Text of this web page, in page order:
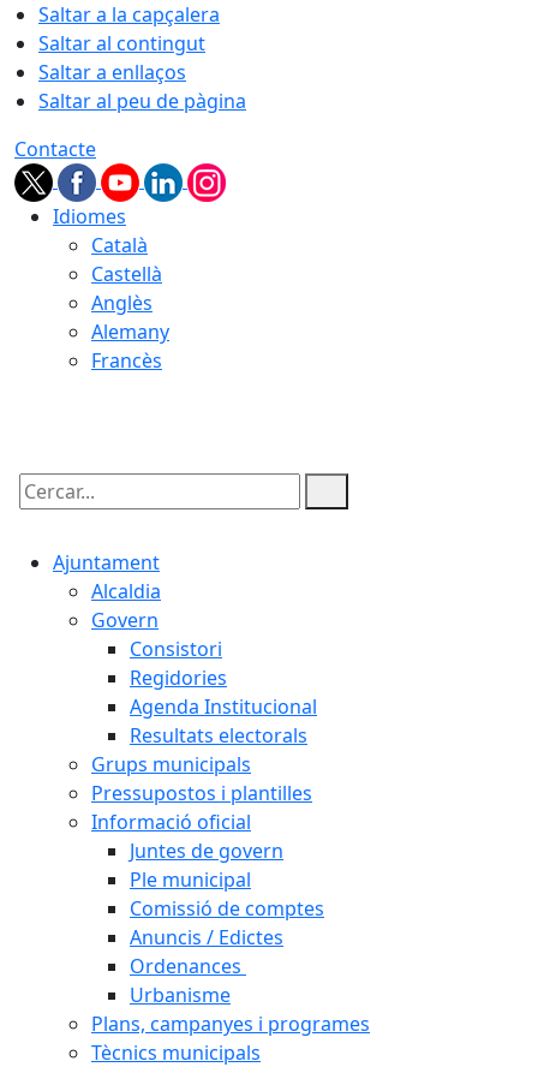
Saltar a la capçalera
Saltar al contingut
Saltar a enllaços
Saltar al peu de pàgina
Contacte
Idiomes
Català
Castellà
Anglès
Alemany
Francès
Cercar:
Ajuntament
Alcaldia
Govern
Consistori
Regidories
Agenda Institucional
Resultats electorals
Grups municipals
Pressupostos i plantilles
Informació oficial
Juntes de govern
Ple municipal
Comissió de comptes
Anuncis / Edictes
Ordenances
Urbanisme
Plans, campanyes i programes
Tècnics municipals